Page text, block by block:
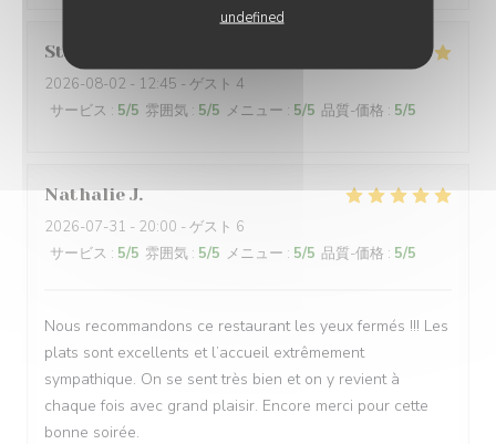
undefined
Stephanie
2026-08-02 - 12:45 - ゲスト 4
サービス : 5/5 雰囲気 : 5/5 メニュー : 5/5 品質-価格 : 5/5
Nathalie J
2026-07-31 - 20:00 - ゲスト 6
サービス : 5/5 雰囲気 : 5/5 メニュー : 5/5 品質-価格 : 5/5
Nous recommandons ce restaurant les yeux fermés !!! Les
plats sont excellents et l’accueil extrêmement
sympathique. On se sent très bien et on y revient à
chaque fois avec grand plaisir. Encore merci pour cette
bonne soirée.